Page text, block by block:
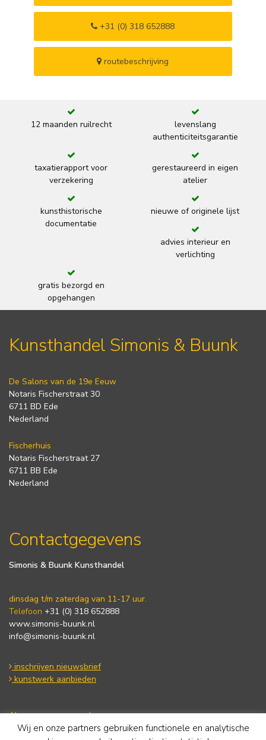
+31 (0) 318 652888
routebeschrijving
12 maanden ruilrecht
levenslang
authenticiteitsgarantie
taxatierapport voor
verzekering
gerestaureerd in eigen
atelier
kunsthistorische
documentatie
nieuwe of originele lijst
advies interieur en
verlichting
gratis bezorgd en
opgehangen
Kunsthandel Simonis & Buunk
De Salons van de 19e Eeuw
Notaris Fischerstraat 30
6711 BD Ede
Nederland
Fischerhuis
Notaris Fischerstraat 27
6711 BB Ede
Nederland
Contactgegevens
Simonis & Buunk Kunsthandel
dinsdag t/m zaterdag van 11-17 uur.
Telefoon +31 (0) 318 652888
www.simonis-buunk.nl
info@simonis-buunk.nl
inschrijven nieuwsbrief
kunstwerk aanbieden
Algemene voorwaarden
Privacy statement
Wij en onze partners gebruiken functionele en analytische